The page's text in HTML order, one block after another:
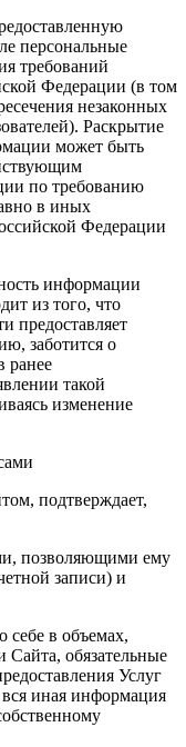
персональные
требований
Федерации (в том
незаконных
Раскрытие
может быть
по требованию
в иных
Федерации
информации
из того, что
предоставляет
заботится о
ранее
такой
изменение
подтверждает,
позволяющими ему
записи) и
себе в объемах,
Сайта, обязательные
Услуг
иная информация